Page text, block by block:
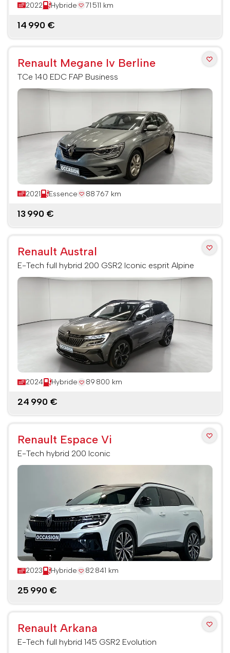
2022 Hybride 71 511 km
14 990 €
Renault Megane Iv Berline
TCe 140 EDC FAP Business
2021 Essence 88 767 km
13 990 €
Renault Austral
E-Tech full hybrid 200 GSR2 Iconic esprit Alpine
2024 Hybride 89 800 km
24 990 €
Renault Espace Vi
E-Tech hybrid 200 Iconic
2023 Hybride 82 841 km
25 990 €
Renault Arkana
E-Tech full hybrid 145 GSR2 Evolution